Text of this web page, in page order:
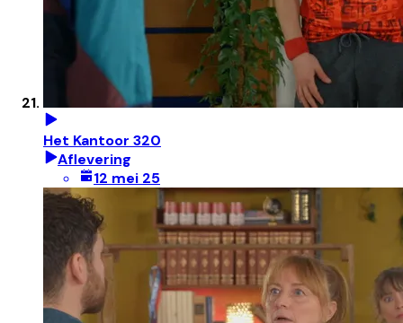
Het Kantoor 320
Aflevering
12 mei 25